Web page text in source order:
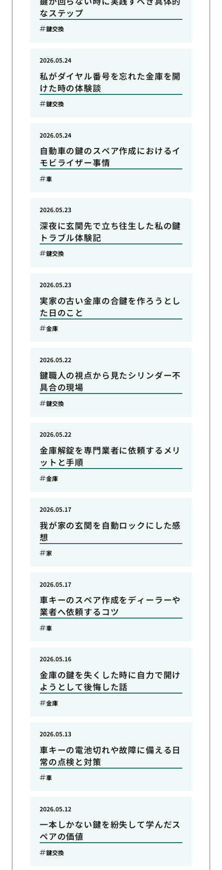
なステップ
鍵交換
私がダイヤル番号を忘れた金庫を開
けた時の体験談
2026.05.24
鍵交換
自動車の鍵のスペア作成におけるイ
モビライザー事情
2026.05.24
車
深夜に玄関先で立ち往生した私の鍵
トラブル体験記
2026.05.23
鍵交換
実家の古い金庫の合鍵を作ろうとし
た日のこと
2026.05.23
金庫
鍵職人の視点から見たシリンダー不
具合の現場
2026.05.22
鍵交換
金庫解錠を専門業者に依頼するメリ
ットと手順
2026.05.22
金庫
我が家の玄関を自動ロックにした感
想
2026.05.17
家
車キーのスペア作成をディーラーや
業者へ依頼するコツ
2026.05.17
車
金庫の鍵を失くした時に自力で開け
ようとして後悔した話
2026.05.16
金庫
車キーの電池切れや故障に備える日
常の点検と対策
2026.05.13
車
一本しかない鍵を紛失して学んだス
ペアの価値
2026.05.12
鍵交換